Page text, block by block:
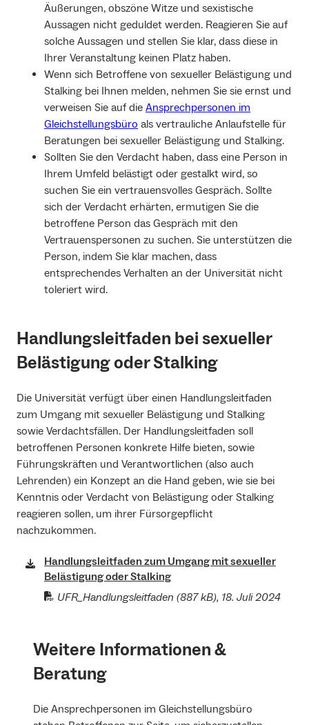
Äußerungen, obszöne Witze und sexistische
Aussagen nicht geduldet werden. Reagieren Sie auf
solche Aussagen und stellen Sie klar, dass diese in
Ihrer Veranstaltung keinen Platz haben.
Wenn sich Betroffene von sexueller Belästigung und
Stalking bei Ihnen melden, nehmen Sie sie ernst und
verweisen Sie auf die Ansprechpersonen im
Gleichstellungsbüro als vertrauliche Anlaufstelle für
Beratungen bei sexueller Belästigung und Stalking.
Sollten Sie den Verdacht haben, dass eine Person in
Ihrem Umfeld belästigt oder gestalkt wird, so
suchen Sie ein vertrauensvolles Gespräch. Sollte
sich der Verdacht erhärten, ermutigen Sie die
betroffene Person das Gespräch mit den
Vertrauenspersonen zu suchen. Sie unterstützen die
Person, indem Sie klar machen, dass
entsprechendes Verhalten an der Universität nicht
toleriert wird.
Handlungsleitfaden bei sexueller
Belästigung oder Stalking
Die Universität verfügt über einen Handlungsleitfaden
zum Umgang mit sexueller Belästigung und Stalking
sowie Verdachtsfällen. Der Handlungsleitfaden soll
betroffenen Personen konkrete Hilfe bieten, sowie
Führungskräften und Verantwortlichen (also auch
Lehrenden) ein Konzept an die Hand geben, wie sie bei
Kenntnis oder Verdacht von Belästigung oder Stalking
reagieren sollen, um ihrer Fürsorgepflicht
nachzukommen.
Handlungsleitfaden zum Umgang mit sexueller
Belästigung oder Stalking
UFR_Handlungsleitfaden (887 kB), 18. Juli 2024
Weitere Informationen &
Beratung
Die Ansprechpersonen im Gleichstellungsbüro